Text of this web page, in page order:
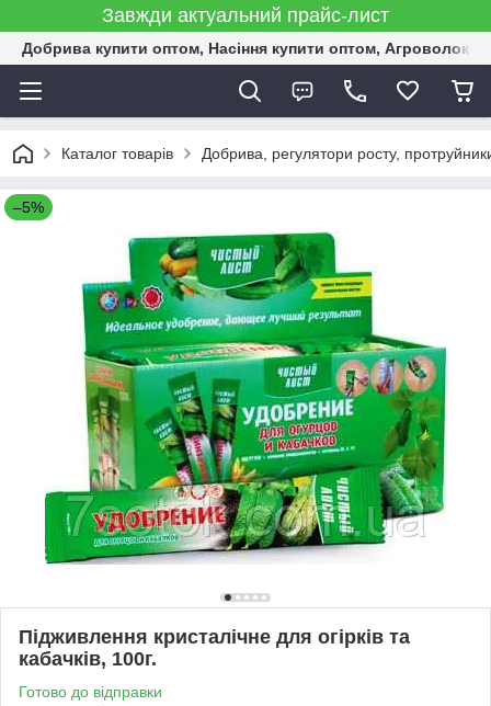
Завжди актуальний прайс-лист
Добрива купити оптом, Насіння купити оптом,
Каталог товарів Добрива, регулятори росту,
–5%
Підживлення кристалічне для огірків та
кабачків, 100г.
Готово до відправки